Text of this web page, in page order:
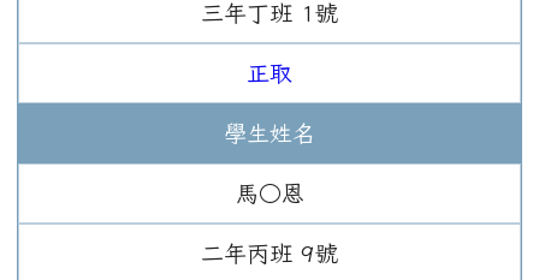
三年丁班 1 號
正取
學生姓名
馬○恩
二年丙班 9號